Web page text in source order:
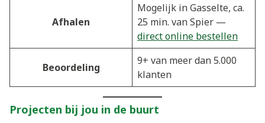
Afhalen
Mogelijk in Gasselte, ca.
25 min. van Spier —
direct online bestellen
Beoordeling
9+ van meer dan 5.000
klanten
Projecten bij jou in de buurt